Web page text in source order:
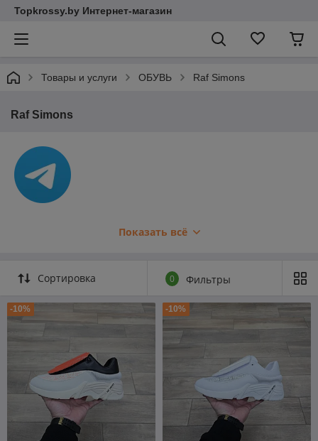
Topkrossy.by Интернет-магазин
Товары и услуги ОБУВЬ Raf Simons
Raf Simons
Показать всё
Сортировка 0 Фильтры
-10% -10%